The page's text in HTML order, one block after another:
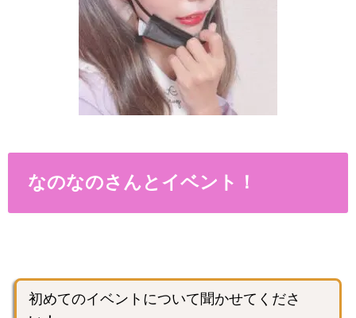
なのなのさんとイベント！
初めてのイベントについて聞かせてくださ